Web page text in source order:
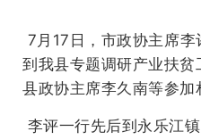
7月17日，市政协主席
到我县专题调研产业扶贫
县政协主席李久南等参加
李评一行先后到永乐江